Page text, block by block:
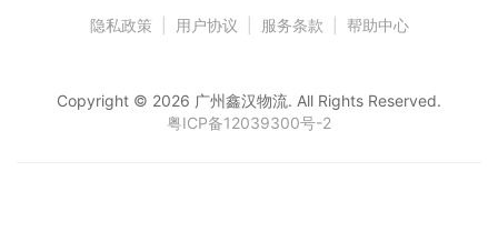
隐私政策 用户协议 服务条款 帮助中心
Copyright © 2026 广州鑫汉物流. All Rights Reserved.
粤ICP备12039300号-2